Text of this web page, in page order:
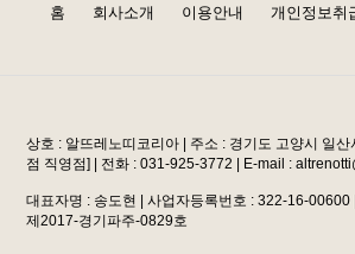
홈 회사소개 이용안내 개인정보취
상호 : 알뜨레노띠코리아 | 주소 : 경기도 고양시 일
점 직영점] | 전화 : 031-925-3772 | E-mail :
대표자명 : 송도현 | 사업자등록번호 : 322-16-00600
제2017-경기파주-0829호